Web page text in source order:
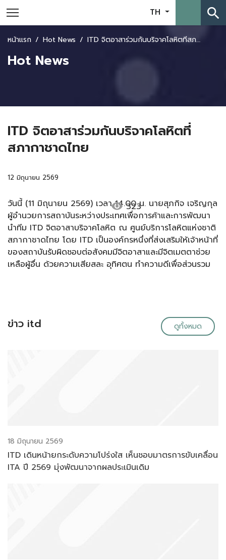
TH search
หน้าแรก Hot News ITD จิตอาสาร่วมกันบริจาคโลหิตที่สภากาชาดไทย
Hot News
ITD จิตอาสาร่วมกันบริจาคโลหิตที่
สภากาชาดไทย
12 มิถุนายน 2569
visibility323
วันนี้ (11 มิถุนายน 2569) เวลา 14.00 น. นายสุภกิจ เจริญกุล
ผู้อำนวยการสถาบันระหว่างประเทศเพื่อการค้าและการพัฒนา
นำทีม ITD จิตอาสาบริจาคโลหิต ณ ศูนย์บริการโลหิตแห่งชาติ
สภากาชาดไทย โดย ITD เป็นองค์กรหนึ่งที่ส่งเสริมให้เจ้าหน้าที่
ของสถาบันรับผิดชอบต่อสังคมมีจิตอาสาและมีจิตเมตตาช่วย
เหลือผู้อื่น ด้วยความเสียสละ อุทิศตน ทำความดีเพื่อส่วนรวม
ข่าว itd ดูทั้งหมด
18 มิถุนายน 2569
ITD เดินหน้ายกระดับความโปร่งใส เห็นชอบมาตรการขับเคลื่อน
ITA ปี 2569 มุ่งพัฒนาจากผลประเมินเดิม